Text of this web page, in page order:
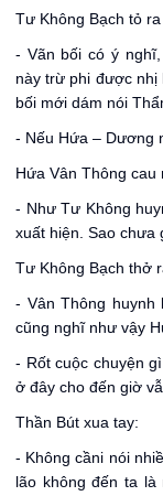
Tư Không Bạch tỏ
- Vãn bối có ý
này trừ phi được nhị
bối mới dám nói
- Nếu Hứa – Dương
Hứa Vân Thông cau
- Như Tư Không
xuất hiện. Sao chưa
Tư Không Bạch thở
- Vân Thông huynh
cũng nghĩ như vậy
- Rốt cuộc chuyện
ở đây cho đến giờ
Thần Bút xua tay:
- Không cầni nói
lão không đến ta